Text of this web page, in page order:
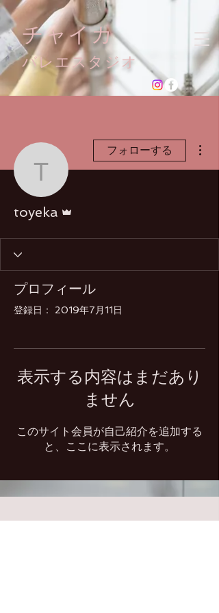
チャイカ
​バレエスタジオ
toyeka
フォローする
toyeka
プロフィール
登録日： 2019年7月11日
表示する内容はまだあり
ません
このサイト会員が自己紹介を追加する
と、ここに表示されます。